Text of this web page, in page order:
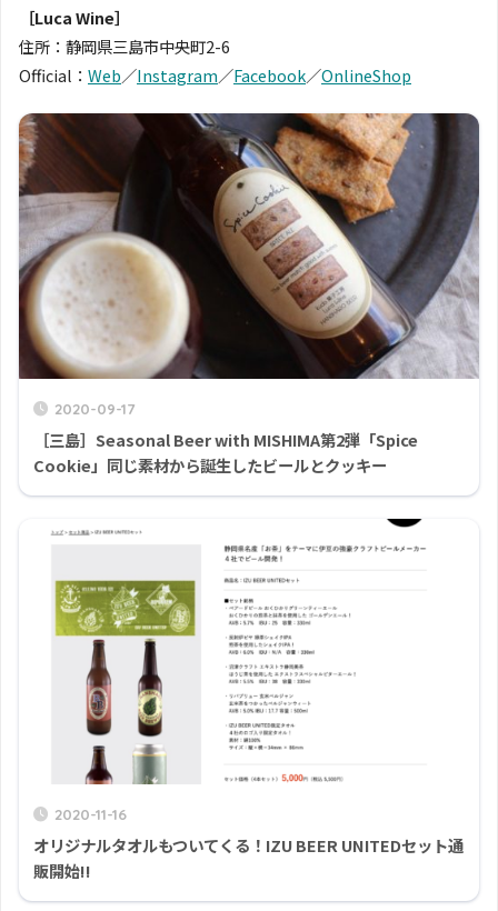
［Luca Wine］
住所：静岡県三島市中央町2-6
Official： Web／Instagram／Facebook／OnlineShop
2020-09-17
［三島］Seasonal Beer with MISHIMA第2弾「Spice
Cookie」同じ素材から誕生したビールとクッキー
2020-11-16
オリジナルタオルもついてくる！IZU BEER UNITEDセット通
販開始!!